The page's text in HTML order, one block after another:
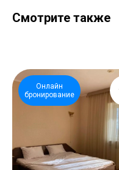
Смотрите также
Онлайн
бронирование